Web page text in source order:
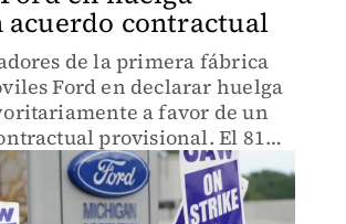
acuerdo contractual
de la primera fábrica
Ford en declarar huelga
a favor de un
provisional. El 81%
de Michigan respalda el
años y 8 meses.